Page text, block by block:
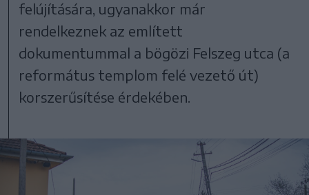
felújítására, ugyanakkor már
rendelkeznek az említett
dokumentummal a bögözi Felszeg utca (a
református templom felé vezető út)
korszerűsítése érdekében.